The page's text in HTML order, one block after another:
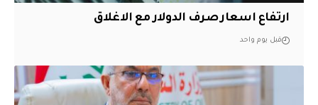
ارتفاع اسعار صرف الدولار مع الاغلاق
قبل يوم واحد